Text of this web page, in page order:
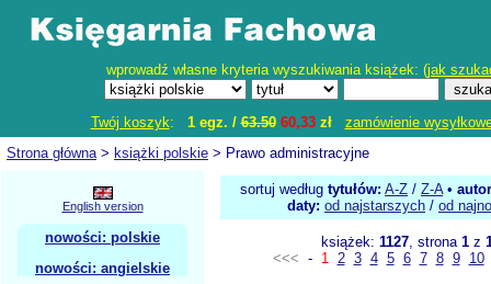
wprowadź własne kryteria wyszukiwania książek: (jak
Twój koszyk: 1 egz. /63.50 60,33zł
zamówienie
Strona główna> książki polskie > Prawo administracyjne
English version
nowości: polskie
nowości: angielskie
sortuj według tytułów: A-Z / Z-A•
daty: od najstarszych / od
książek: 1127, strona 1z
<<< - 1 2 3 4 5 6 7 8 9 10